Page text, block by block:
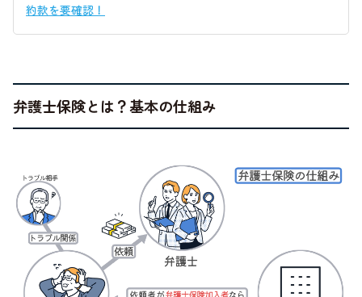
約款を要確認！
弁護士保険とは？基本の仕組み